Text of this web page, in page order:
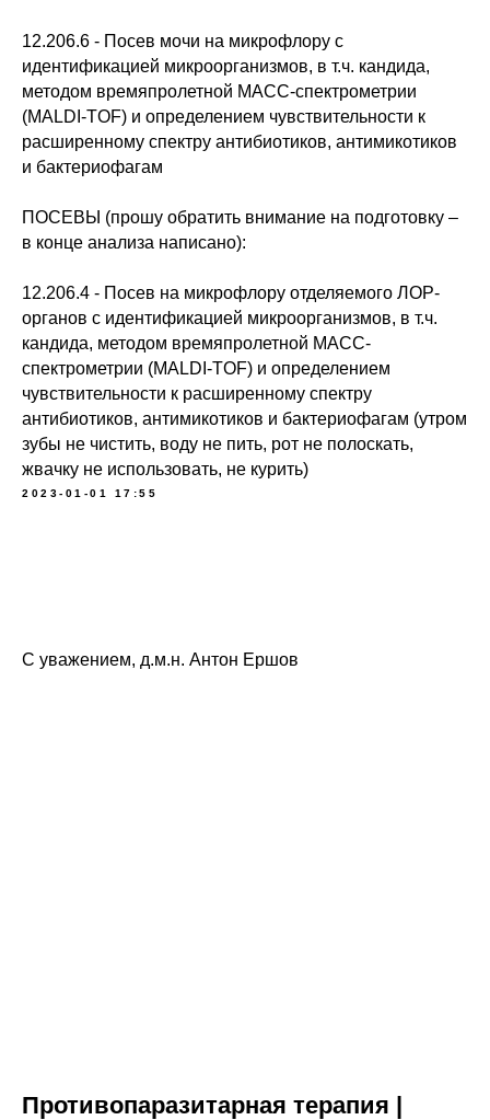
12.206.6 - Посев мочи на микрофлору с
идентификацией микроорганизмов, в т.ч. кандида,
методом времяпролетной МАСС-спектрометрии
(MALDI-TOF) и определением чувствительности к
расширенному спектру антибиотиков, антимикотиков
и бактериофагам
ПОСЕВЫ (прошу обратить внимание на подготовку –
в конце анализа написано):
12.206.4 - Посев на микрофлору отделяемого ЛОР-
органов с идентификацией микроорганизмов, в т.ч.
кандида, методом времяпролетной МАСС-
спектрометрии (MALDI-TOF) и определением
чувствительности к расширенному спектру
антибиотиков, антимикотиков и бактериофагам (утром
зубы не чистить, воду не пить, рот не полоскать,
жвачку не использовать, не курить)
2023-01-01 17:55
С уважением, д.м.н. Антон Ершов
Противопаразитарная терапия |